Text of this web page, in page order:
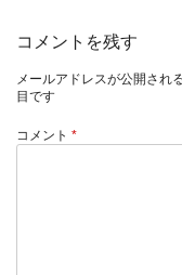
コメントを残す
メールアドレスが公開され
目です
コメント *